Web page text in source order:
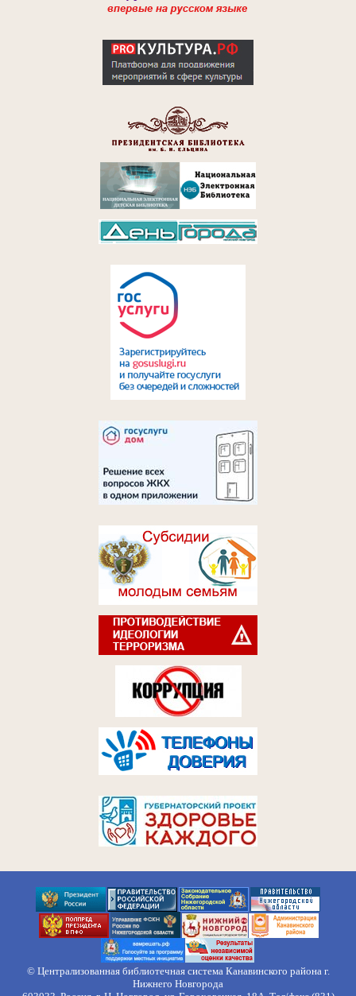
© Централизованная библиотечная система Канавинского района г.
Нижнего Новгорода